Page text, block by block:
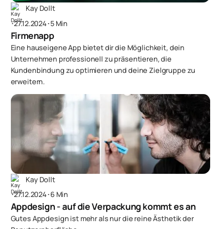
Kay Dollt
･27.12.2024･5 Min
Firmenapp
Eine hauseigene App bietet dir die Möglichkeit, dein
Unternehmen professionell zu präsentieren, die
Kundenbindung zu optimieren und deine Zielgruppe zu
erweitern.
Kay Dollt
･27.12.2024･6 Min
Appdesign - auf die Verpackung kommt es an
Gutes Appdesign ist mehr als nur die reine Ästhetik der